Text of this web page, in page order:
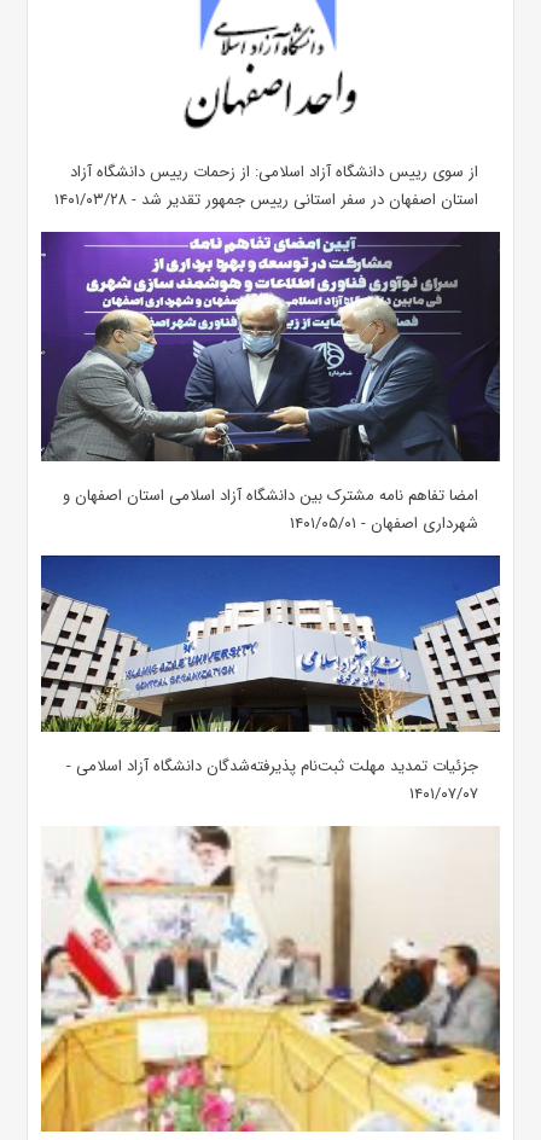
از سوی رییس دانشگاه آزاد اسلامی: از زحمات رییس دانشگاه آزاد
استان اصفهان در سفر استانی رییس جمهور تقدیر شد - ۱۴۰۱/۰۳/۲۸
امضا تفاهم نامه مشترک بین دانشگاه آزاد اسلامی استان اصفهان و
شهرداری اصفهان - ۱۴۰۱/۰۵/۰۱
جزئیات تمدید مهلت ثبت‌نام پذیرفته‌شدگان دانشگاه آزاد اسلامی -
۱۴۰۱/۰۷/۰۷